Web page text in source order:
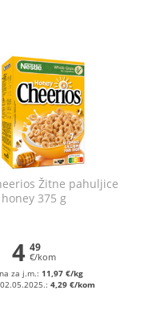
Žitne pahuljice
honey 375 g
4 49
€/kom
za j.m.:11,97 €/kg
4,29 €/kom